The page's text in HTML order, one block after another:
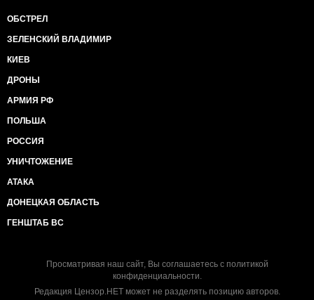
ОБСТРЕЛ
ЗЕЛЕНСКИЙ ВЛАДИМИР
КИЕВ
ДРОНЫ
АРМИЯ РФ
ПОЛЬША
РОССИЯ
УНИЧТОЖЕНИЕ
АТАКА
ДОНЕЦКАЯ ОБЛАСТЬ
ГЕНШТАБ ВС
Просматривая наш сайт, Вы соглашаетесь с политикой
конфиденциальности.
Редакция Цензор.НЕТ может не разделять позицию авторов.